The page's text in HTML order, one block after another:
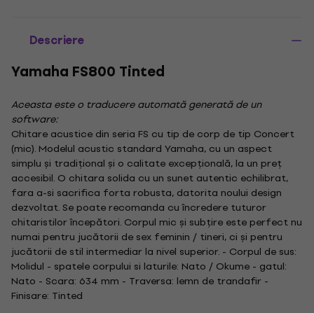
Descriere
Yamaha FS800 Tinted
Aceasta este o traducere automată generată de un
software:
Chitare acustice din seria FS cu tip de corp de tip Concert
(mic). Modelul acustic standard Yamaha, cu un aspect
simplu și tradițional și o calitate excepțională, la un preț
accesibil. O chitara solida cu un sunet autentic echilibrat,
fara a-si sacrifica forta robusta, datorita noului design
dezvoltat. Se poate recomanda cu încredere tuturor
chitaristilor începători. Corpul mic și subțire este perfect nu
numai pentru jucătorii de sex feminin / tineri, ci și pentru
jucătorii de stil intermediar la nivel superior. - Corpul de sus:
Molidul - spatele corpului si laturile: Nato / Okume - gatul:
Nato - Scara: 634 mm - Traversa: lemn de trandafir -
Finisare: Tinted